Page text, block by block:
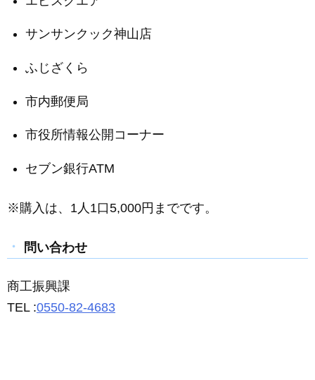
サンサンクック神山店
ふじざくら
市内郵便局
市役所情報公開コーナー
セブン銀行ATM
※購入は、1人1口5,000円までです。
問い合わせ
商工振興課
TEL :0550-82-4683